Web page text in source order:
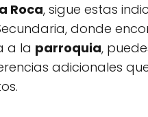
Roca, sigue estas
donde
a la parroquia,
adicionales